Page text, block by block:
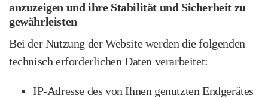
anzuzeigen und ihre Stabilität und Sicherheit zu
gewährleisten
Bei der Nutzung der Website werden die folgenden
technisch erforderlichen Daten verarbeitet:
IP‑Adresse des von Ihnen genutzten Endgerätes